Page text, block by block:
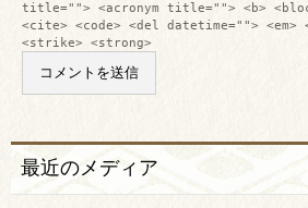
title=""> <acronym title=""> <b>
<cite> <code> <del datetime="">
<strike> <strong>
最近のメディア